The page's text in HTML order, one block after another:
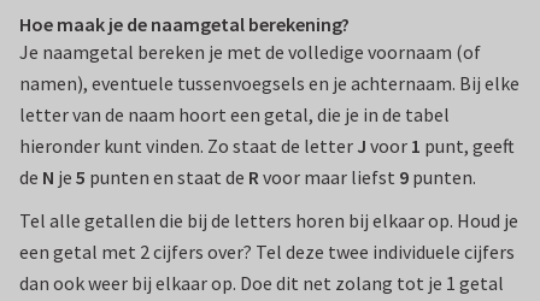
Hoe maak je de naamgetal berekening?
Je naamgetal bereken je met de volledige voornaam (of
namen), eventuele tussenvoegsels en je achternaam. Bij elke
letter van de naam hoort een getal, die je in de tabel
hieronder kunt vinden. Zo staat de letter J voor 1 punt, geeft
de N je 5 punten en staat de R voor maar liefst 9 punten.
Tel alle getallen die bij de letters horen bij elkaar op. Houd je
een getal met 2 cijfers over? Tel deze twee individuele cijfers
dan ook weer bij elkaar op. Doe dit net zolang tot je 1 getal